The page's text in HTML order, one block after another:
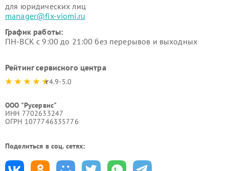
для юридических лиц
manager@fix-viomi.ru
График работы:
ПН-ВСК с 9:00 до 21:00 без перерывов и выходных
Рейтинг сервисного центра
4.9-5.0
ООО "Русервис"
ИНН 7702633247
ОГРН 1077746335776
Поделиться в соц. сетях: